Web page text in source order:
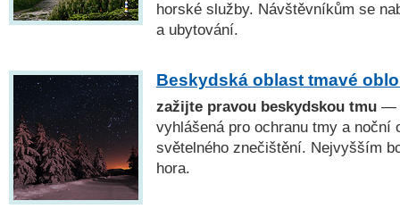
horské služby. Návštěvníkům se
a ubytování.
Beskydská oblast tmavé
zažijte pravou beskydskou tmu —
vyhlášená pro ochranu tmy a noční
světelného znečištění. Nejvyšším
hora.